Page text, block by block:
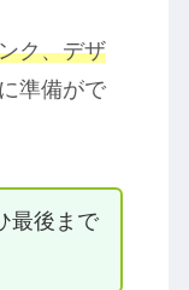
ク、デザ
準備がで
最後まで